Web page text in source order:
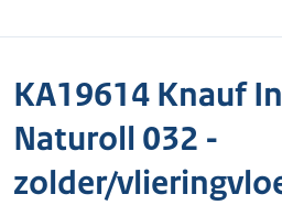
KA19614 Knauf
Naturoll 032 -
zolder/